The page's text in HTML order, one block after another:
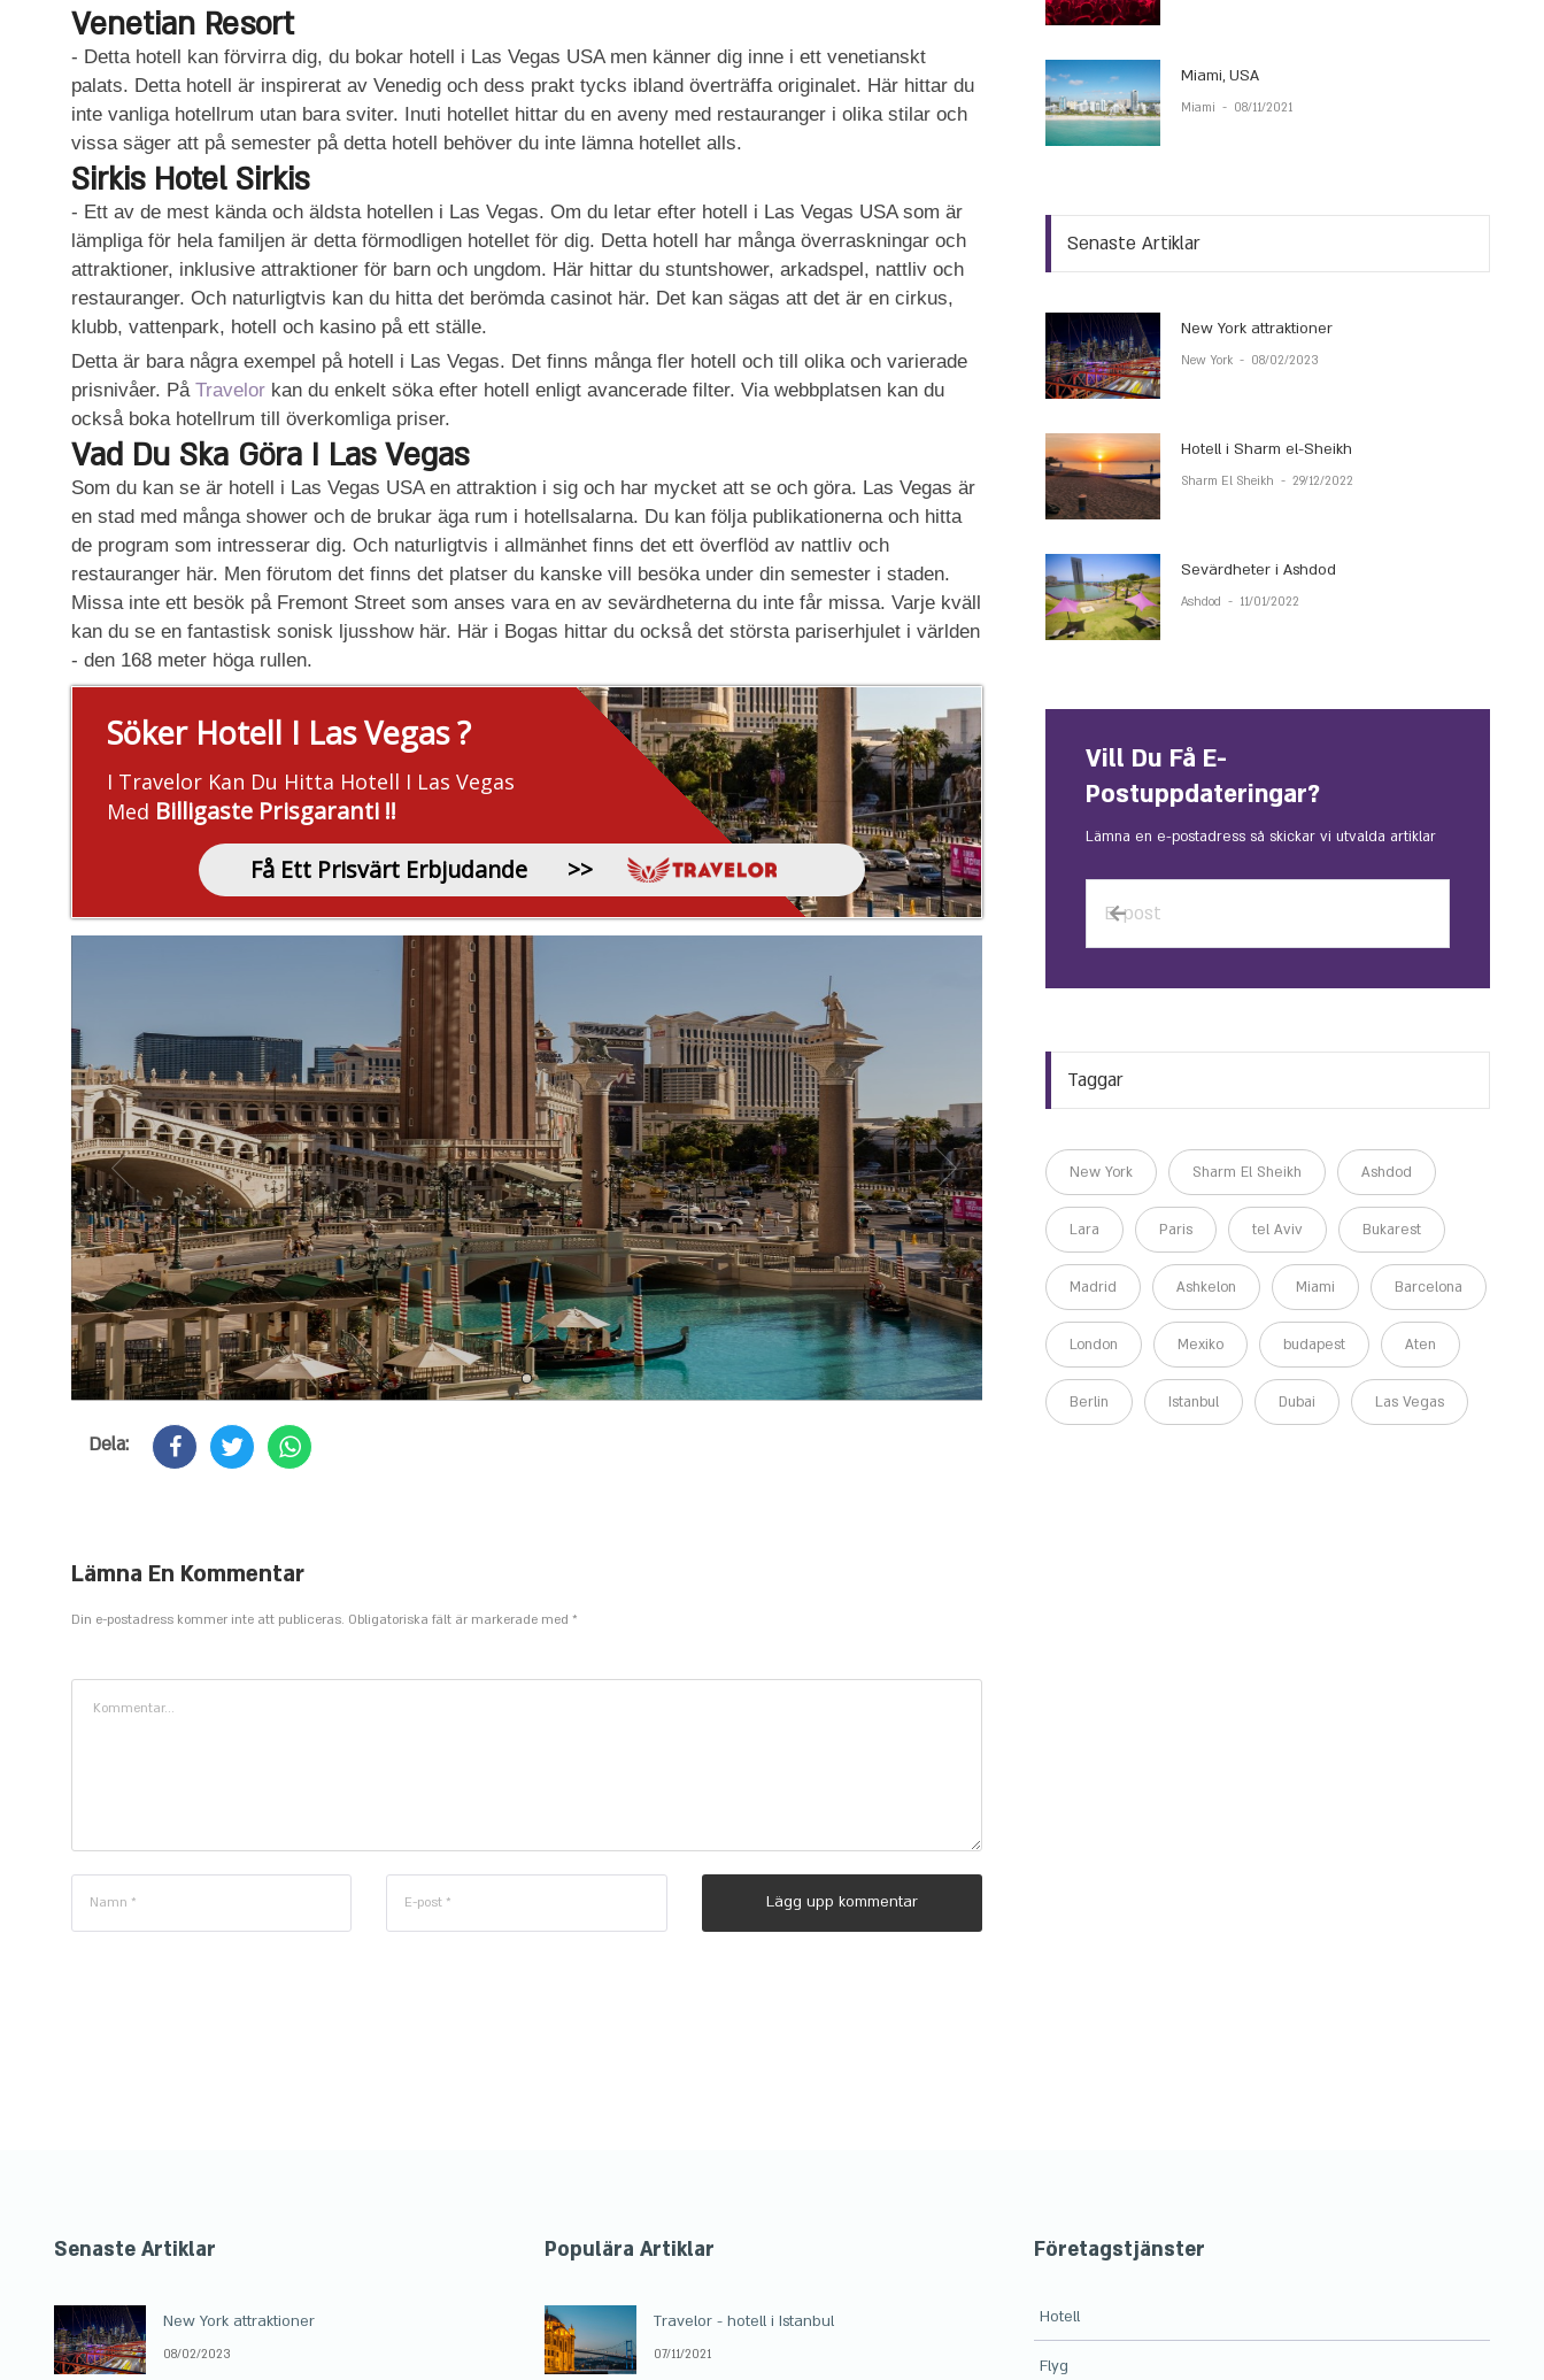
Venetian Resort
- Detta hotell kan förvirra dig, du bokar hotell i Las Vegas USA men känner dig inne i ett venetianskt
palats. Detta hotell är inspirerat av Venedig och dess prakt tycks ibland överträffa originalet. Här hittar du
inte vanliga hotellrum utan bara sviter. Inuti hotellet hittar du en aveny med restauranger i olika stilar och
vissa säger att på semester på detta hotell behöver du inte lämna hotellet alls.
Sirkis Hotel Sirkis
- Ett av de mest kända och äldsta hotellen i Las Vegas. Om du letar efter hotell i Las Vegas USA som är
lämpliga för hela familjen är detta förmodligen hotellet för dig. Detta hotell har många överraskningar och
attraktioner, inklusive attraktioner för barn och ungdom. Här hittar du stuntshower, arkadspel, nattliv och
restauranger. Och naturligtvis kan du hitta det berömda casinot här. Det kan sägas att det är en cirkus,
klubb, vattenpark, hotell och kasino på ett ställe.
Detta är bara några exempel på hotell i Las Vegas. Det finns många fler hotell och till olika och varierade
prisnivåer. På Travelor kan du enkelt söka efter hotell enligt avancerade filter. Via webbplatsen kan du
också boka hotellrum till överkomliga priser.
Vad Du Ska Göra I Las Vegas
Som du kan se är hotell i Las Vegas USA en attraktion i sig och har mycket att se och göra. Las Vegas är
en stad med många shower och de brukar äga rum i hotellsalarna. Du kan följa publikationerna och hitta
de program som intresserar dig. Och naturligtvis i allmänhet finns det ett överflöd av nattliv och
restauranger här. Men förutom det finns det platser du kanske vill besöka under din semester i staden.
Missa inte ett besök på Fremont Street som anses vara en av sevärdheterna du inte får missa. Varje kväll
kan du se en fantastisk sonisk ljusshow här. Här i Bogas hittar du också det största pariserhjulet i världen
- den 168 meter höga rullen.
Söker Hotell I Las Vegas ?
I Travelor Kan Du Hitta Hotell I Las Vegas
Med Billigaste Prisgaranti !!
Få Ett Prisvärt Erbjudande
>>
Dela:
Lämna En Kommentar
Din e-postadress kommer inte att publiceras. Obligatoriska fält är markerade med *
Lägg upp kommentar
Miami, USA
Miami - 08/11/2021
Senaste Artiklar
New York attraktioner
New York - 08/02/2023
Hotell i Sharm el-Sheikh
Sharm El Sheikh - 29/12/2022
Sevärdheter i Ashdod
Ashdod - 11/01/2022
Vill Du Få E-
Postuppdateringar?
Lämna en e-postadress så skickar vi utvalda artiklar
Taggar
New York Sharm El Sheikh Ashdod
Lara Paris tel Aviv Bukarest
Madrid Ashkelon Miami Barcelona
London Mexiko budapest Aten
Berlin Istanbul Dubai Las Vegas
Senaste Artiklar
New York attraktioner
08/02/2023
Populära Artiklar
Travelor - hotell i Istanbul
07/11/2021
Företagstjänster
Hotell
Flyg